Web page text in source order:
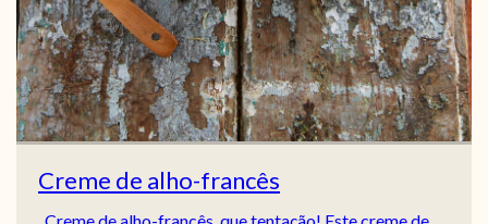
Creme de alho-francês